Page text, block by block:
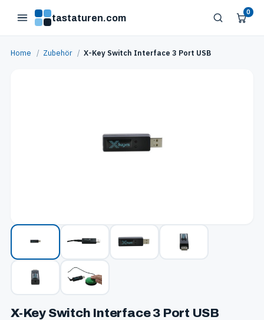
tastaturen.com
0
Home / Zubehör / X-Key Switch Interface 3 Port USB
X-Key Switch Interface 3 Port USB